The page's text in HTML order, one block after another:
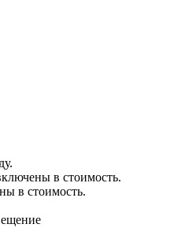
в стоимость.
в стоимость.